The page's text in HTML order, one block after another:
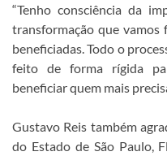
“Tenho consciência da
transformação que vamos
beneficiadas. Todo o
feito de forma rígida
beneficiar quem mais
Gustavo Reis também
do Estado de São Paulo,